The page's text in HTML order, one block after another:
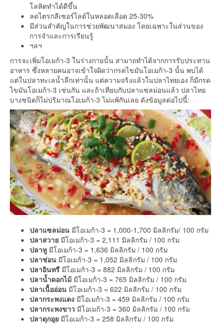
โลหิตทำได้ดีขึ้น
ลดไตรกลีเซอร์ไลด์ในหลอดเลือด 25-30%
มีส่วนสำคัญในการช่วยพัฒนาสมอง โดยเฉพาะในส่วนของ
การจำและการเรียนรู้
ฯลฯ
การจะเพิ่มโอเมก้า-3 ในร่างกายนั้น สามาถทำได้จากการรับประทาน
อาหาร ซึ่่งหลายคนอาจเข้าใจผิดว่ากรดไขมันโอเมก้า-3 นั้น พบได้
แต่ในปลาทะเลน้ำลึกเท่านั้น แต่ความจริงแล้วในปลาไทยเอง ก็มีกรด
ไขมันโอเมก้า-3 เช่นกัน และถ้าเทียบกับปลาแซลม่อนแล้ว ปลาไทย
บางชนิดก็ไม่ปริมาณโอเมก้า-3 ไม่แพ้กันเลย ดังข้อมูลต่อไปนี้:
ปลาแซลม่อน มีโอเมก้า-3 = 1,000-1,700 มิลลิกรัม/ 100 กรัม
ปลาสวาย มีโอเมก้า-3 = 2,111 มิลลิกรัม / 100 กรัม
ปลาทู มีโอเมก้า-3 = 1,636 มิลลิกรัม / 100 กรัม
ปลาช่อน มีโอเมก้า-3 = 1,052 มิลลิกรัม / 100 กรัม
ปลาอินทรี มีโอเมก้า-3 = 882 มิลลิกรัม / 100 กรัม
ปลาน้ำดอกไม้ มีโอเมก้า-3 = 765 มิลลิกรัม / 100 กรัม
ปลาเนื้ออ่อน มีโอเมก้า-3 = 622 มิลลิกรัม / 100 กรัม
ปลากระพงแดง มีโอเมก้า-3 = 459 มิลลิกรัม / 100 กรัม
ปลากระพงขาว มีโอเมก้า-3 = 360 มิลลิกรัม / 100 กรัม
ปลาดุกอุย มีโอเมก้า-3 = 258 มิลลิกรัม / 100 กรัม